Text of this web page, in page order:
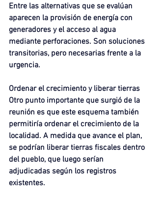
Entre las alternativas que se evalúan
aparecen la provisión de energía con
generadores y el acceso al agua
mediante perforaciones. Son soluciones
transitorias, pero necesarias frente a la
urgencia.
Ordenar el crecimiento y liberar tierras
Otro punto importante que surgió de la
reunión es que este esquema también
permitiría ordenar el crecimiento de la
localidad. A medida que avance el plan,
se podrían liberar tierras fiscales dentro
del pueblo, que luego serían
adjudicadas según los registros
existentes.